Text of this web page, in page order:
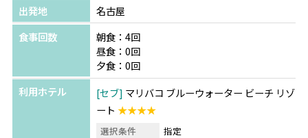
き
2.往復専用車送迎
3.プライベートビーチ利用券
4.水中カメラ無料レンタル
5.WIFIルーター、iliレンタル1日500円 など
************************************
★★★人気オプショナルツアー＜15,000円＞キャンペーン
出発地
名古屋
食事回数
朝食：4回
昼食：0回
夕食：0回
利用ホテル
セブ マリバコ ブルーウォーター ビーチ リゾ
ート ★★★★
選択条件
指定